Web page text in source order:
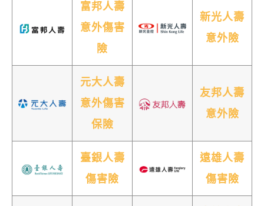
富邦人壽
意外傷害
險
新光人壽
意外險
元大人壽
意外傷害
保險
友邦人壽
意外險
臺銀人壽
傷害險
遠雄人壽
傷害險